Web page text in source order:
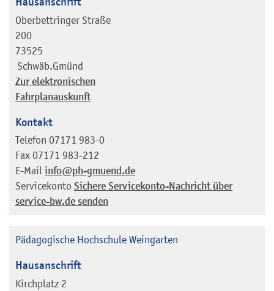
Oberbettringer Straße
200
73525
Schwäb.Gmünd
Zur elektronischen
Fahrplanauskunft
Kontakt
Telefon 07171 983-0
Fax 07171 983-212
E-Mail info@ph-gmuend.de
Servicekonto Sichere Servicekonto-Nachricht über
service-bw.de senden
Pädagogische Hochschule Weingarten
Hausanschrift
Kirchplatz 2